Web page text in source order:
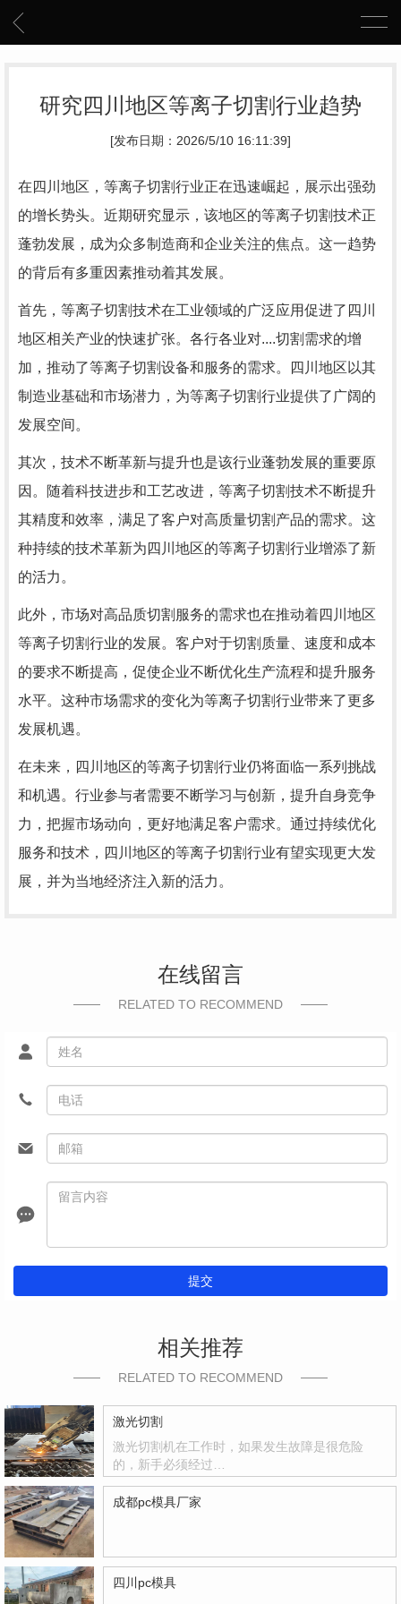
研究四川地区等离子切割行业趋势
[发布日期：2026/5/10 16:11:39]
在四川地区，等离子切割行业正在迅速崛起，展示出强劲
的增长势头。近期研究显示，该地区的等离子切割技术正
蓬勃发展，成为众多制造商和企业关注的焦点。这一趋势
的背后有多重因素推动着其发展。
首先，等离子切割技术在工业领域的广泛应用促进了四川
地区相关产业的快速扩张。各行各业对....切割需求的增
加，推动了等离子切割设备和服务的需求。四川地区以其
制造业基础和市场潜力，为等离子切割行业提供了广阔的
发展空间。
其次，技术不断革新与提升也是该行业蓬勃发展的重要原
因。随着科技进步和工艺改进，等离子切割技术不断提升
其精度和效率，满足了客户对高质量切割产品的需求。这
种持续的技术革新为四川地区的等离子切割行业增添了新
的活力。
此外，市场对高品质切割服务的需求也在推动着四川地区
等离子切割行业的发展。客户对于切割质量、速度和成本
的要求不断提高，促使企业不断优化生产流程和提升服务
水平。这种市场需求的变化为等离子切割行业带来了更多
发展机遇。
在未来，四川地区的等离子切割行业仍将面临一系列挑战
和机遇。行业参与者需要不断学习与创新，提升自身竞争
力，把握市场动向，更好地满足客户需求。通过持续优化
服务和技术，四川地区的等离子切割行业有望实现更大发
展，并为当地经济注入新的活力。
在线留言
RELATED TO RECOMMEND
提交
相关推荐
RELATED TO RECOMMEND
激光切割
激光切割机在工作时，如果发生故障是很危险
的，新手必须经过…
成都pc模具厂家
四川pc模具